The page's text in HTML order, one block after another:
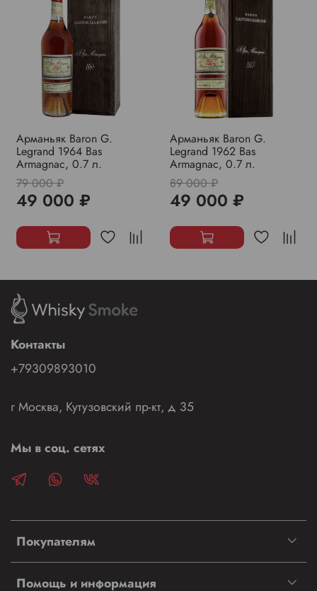
Арманьяк Baron G.
Legrand 1964 Bas
Armagnac, 0.7 л.
79 000 ₽
49 000 ₽
Арманьяк Baron G.
Legrand 1962 Bas
Armagnac, 0.7 л.
89 000 ₽
49 000 ₽
Покупателям
Помощь и информация
Контакты
+79309893010
г Москва, Кутузовский пр-кт, д 35
Мы в соц. сетях